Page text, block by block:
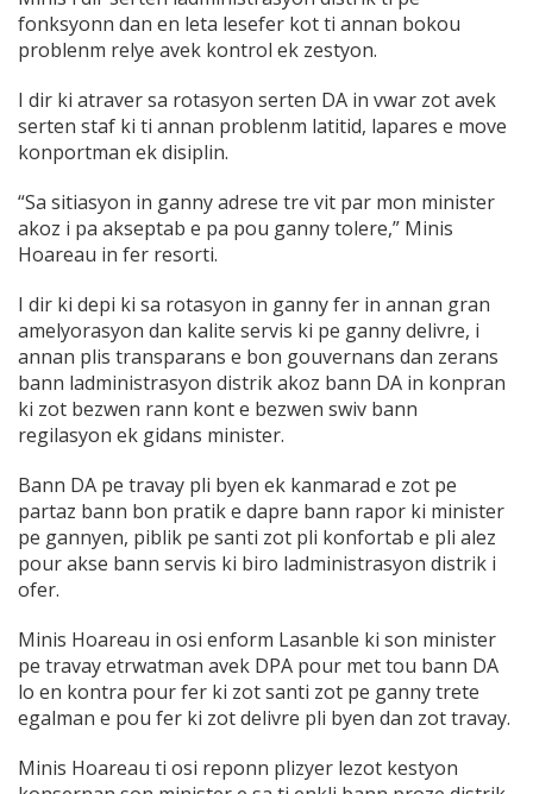
fonksyonn dan en leta lesefer kot ti annan bokou
problenm relye avek kontrol ek zestyon.
I dir ki atraver sa rotasyon serten DA in vwar zot avek
serten staf ki ti annan problenm latitid, lapares e move
konportman ek disiplin.
“Sa sitiasyon in ganny adrese tre vit par mon minister
akoz i pa akseptab e pa pou ganny tolere,” Minis
Hoareau in fer resorti.
I dir ki depi ki sa rotasyon in ganny fer in annan gran
amelyorasyon dan kalite servis ki pe ganny delivre, i
annan plis transparans e bon gouvernans dan zerans
bann ladministrasyon distrik akoz bann DA in konpran
ki zot bezwen rann kont e bezwen swiv bann
regilasyon ek gidans minister.
Bann DA pe travay pli byen ek kanmarad e zot pe
partaz bann bon pratik e dapre bann rapor ki minister
pe gannyen, piblik pe santi zot pli konfortab e pli alez
pour akse bann servis ki biro ladministrasyon distrik i
ofer.
Minis Hoareau in osi enform Lasanble ki son minister
pe travay etrwatman avek DPA pour met tou bann DA
lo en kontra pour fer ki zot santi zot pe ganny trete
egalman e pou fer ki zot delivre pli byen dan zot travay.
Minis Hoareau ti osi reponn plizyer lezot kestyon